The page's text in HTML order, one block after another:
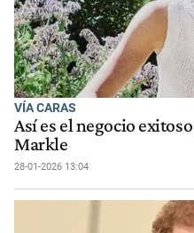
VÍA CARAS
Así es el negocio
Markle
28-01-2026 13:04